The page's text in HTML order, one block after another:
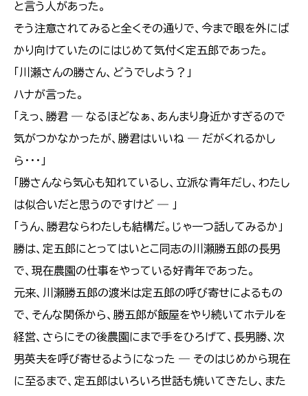
と言う人があった。
そう注意されてみると全くその通りで、今まで眼を外にば
かり向けていたのにはじめて気付く定五郎であった。
「川瀬さんの勝さん、どうでしよう？」
ハナが言った。
「えっ、勝君 ― なるほどなぁ、あんまり身近かすぎるので
気がつかなかったが、勝君はいいね ― だがくれるかし
ら・・・」
「勝さんなら気心も知れているし、立派な青年だし、わたし
は似合いだと思うのですけど ― 」
「うん、勝君ならわたしも結構だ。じゃ一つ話してみるか」
勝は、定五郎にとってはいとこ同志の川瀬勝五郎の長男
で、現在農園の仕事をやっている好青年であった。
元来、川瀬勝五郎の渡米は定五郎の呼び寄せによるもの
で、そんな関係から、勝五郎が飯屋をやり続いてホテルを
経営、さらにその後農園にまで手をひろげて、長男勝、次
男英夫を呼び寄せるようになった ― そのはじめから現在
に至るまで、定五郎はいろいろ世話も焼いてきたし、また